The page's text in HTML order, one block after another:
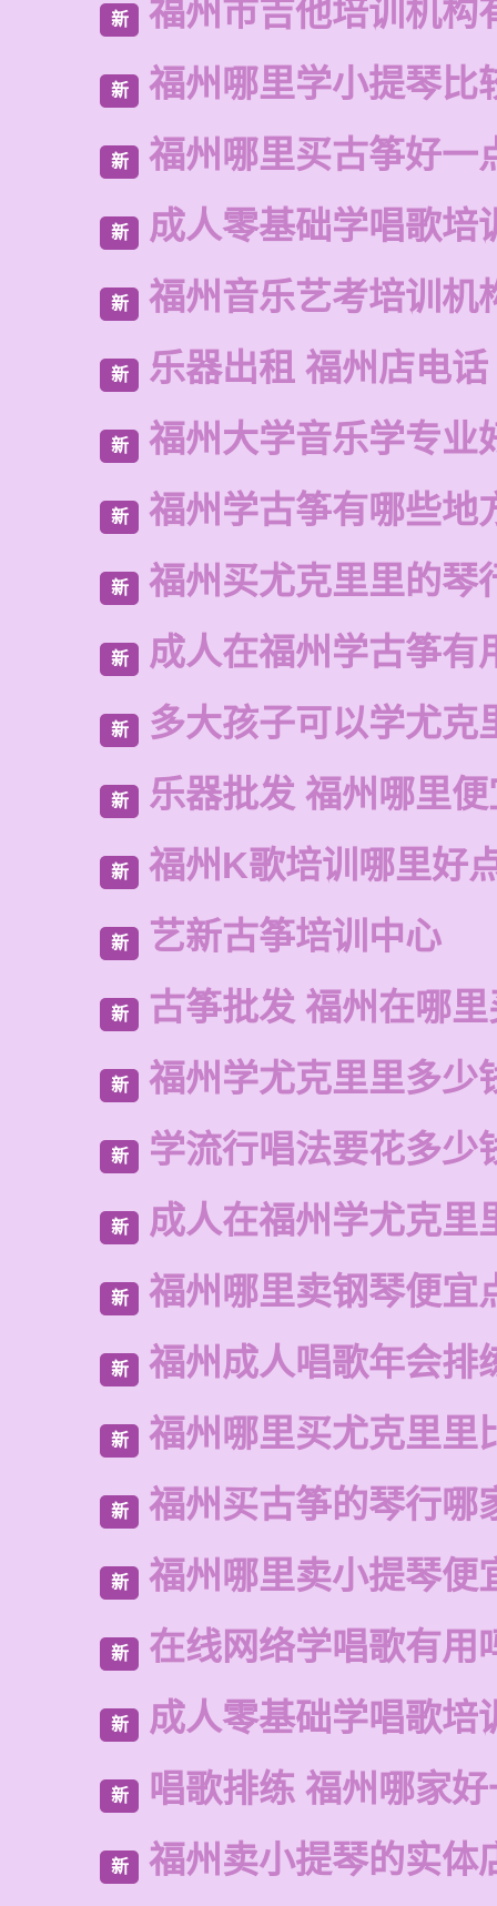
新 福州市吉他培训机构
新 福州哪里学小提琴比
新 福州哪里买古筝好一
新 成人零基础学唱歌培
新 福州音乐艺考培训机
新 乐器出租 福州店电话
新 福州大学音乐学专业
新 福州学古筝有哪些地
新 福州买尤克里里的琴
新 成人在福州学古筝有
新 多大孩子可以学尤克
新 乐器批发 福州哪里
新 福州K歌培训哪里好
新 艺新古筝培训中心
新 古筝批发 福州在哪
新 福州学尤克里里多少
新 学流行唱法要花多少
新 成人在福州学尤克里
新 福州哪里卖钢琴便宜
新 福州成人唱歌年会排
新 福州哪里买尤克里里
新 福州买古筝的琴行哪
新 福州哪里卖小提琴便
新 在线网络学唱歌有用
新 成人零基础学唱歌培
新 唱歌排练 福州哪家
新 福州卖小提琴的实体